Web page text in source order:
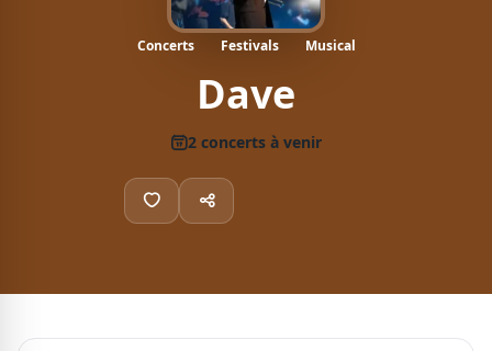
Concerts Festivals Musical
Dave
2 concerts à venir